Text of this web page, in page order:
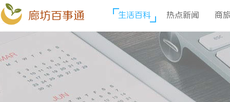
廊坊百事通 生活百科 热点新闻 商